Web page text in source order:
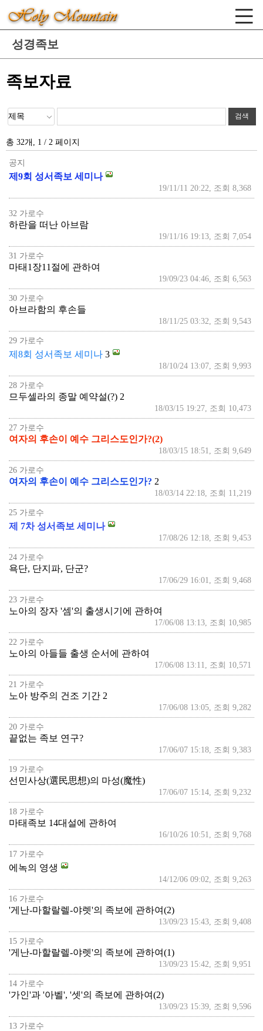
성경족보
족보자료
총 32개, 1 / 2 페이지
공지
제9회 성서족보 세미나
19/11/11 20:22, 조회 8,368
32 가로수
하란을 떠난 아브람
19/11/16 19:13, 조회 7,054
31 가로수
마태1장11절에 관하여
19/09/23 04:46, 조회 6,563
30 가로수
아브라함의 후손들
18/11/25 03:32, 조회 9,543
29 가로수
제8회 성서족보 세미나 3
18/10/24 13:07, 조회 9,993
28 가로수
므두셀라의 종말 예약설(?) 2
18/03/15 19:27, 조회 10,473
27 가로수
여자의 후손이 예수 그리스도인가?(2)
18/03/15 18:51, 조회 9,649
26 가로수
여자의 후손이 예수 그리스도인가? 2
18/03/14 22:18, 조회 11,219
25 가로수
제 7차 성서족보 세미나
17/08/26 12:18, 조회 9,453
24 가로수
욕단, 단지파, 단군?
17/06/29 16:01, 조회 9,468
23 가로수
노아의 장자 '셈'의 출생시기에 관하여
17/06/08 13:13, 조회 10,985
22 가로수
노아의 아들들 출생 순서에 관하여
17/06/08 13:11, 조회 10,571
21 가로수
노아 방주의 건조 기간 2
17/06/08 13:05, 조회 9,282
20 가로수
끝없는 족보 연구?
17/06/07 15:18, 조회 9,383
19 가로수
선민사상(選民思想)의 마성(魔性)
17/06/07 15:14, 조회 9,232
18 가로수
마태족보 14대설에 관하여
16/10/26 10:51, 조회 9,768
17 가로수
에녹의 영생
14/12/06 09:02, 조회 9,263
16 가로수
'게난-마할랄렐-야렛'의 족보에 관하여(2)
13/09/23 15:43, 조회 9,408
15 가로수
'게난-마할랄렐-야렛'의 족보에 관하여(1)
13/09/23 15:42, 조회 9,951
14 가로수
'가인'과 '아벨', '셋'의 족보에 관하여(2)
13/09/23 15:39, 조회 9,596
13 가로수